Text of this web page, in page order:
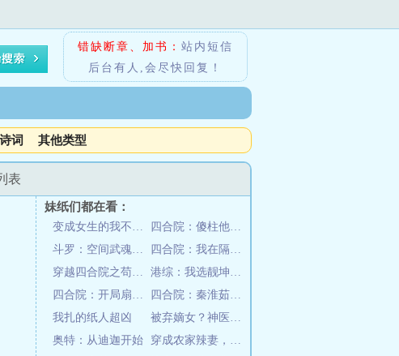
错缺断章、加书： 站内短信
后台有人,会尽快回复！
词 其他类型
表
妹纸们都在看：
变成女生的我不会爱上路人
四合院：傻柱他舅来了，逆天改命
斗罗：空间武魂，从俘获小舞开始
四合院：我在隔壁有小院
穿越四合院之苟道修仙
港综：我选靓坤，他火气够大
四合院：开局扇淮如，打忠海！
四合院：秦淮茹赖上我
我扎的纸人超凶
被弃嫡女？神医毒妃她出手了
奥特：从迪迦开始
穿成农家辣妻，带崽养夫种田忙